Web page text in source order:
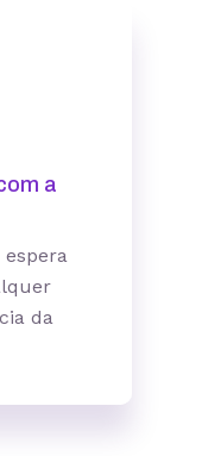
a
espera
da